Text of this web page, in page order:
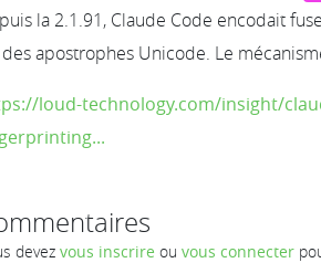
la 2.1.91, Claude Code encodait
apostrophes Unicode. Le
loud-technology.com/insight/
devez vous inscrire ou vous connecter